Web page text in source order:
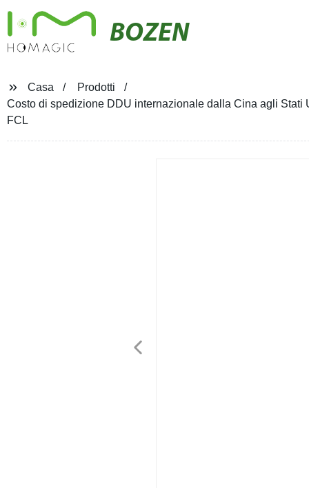
BOZEN
Casa
Prodotti
Costo di spedizione DDU internazionale dalla Cina agli Stati
FCL